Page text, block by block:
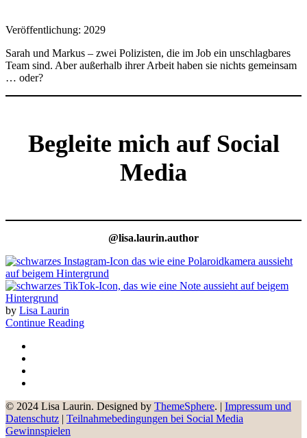
Veröffentlichung: 2029
Sarah und Markus – zwei Polizisten, die im Job ein unschlagbares
Team sind. Aber außerhalb ihrer Arbeit haben sie nichts gemeinsam
… oder?
Begleite mich auf Social
Media
@lisa.laurin.author
by Lisa Laurin
Continue Reading
© 2024 Lisa Laurin. Designed by ThemeSphere. | Impressum und
Datenschutz | Teilnahmebedingungen bei Social Media
Gewinnspielen